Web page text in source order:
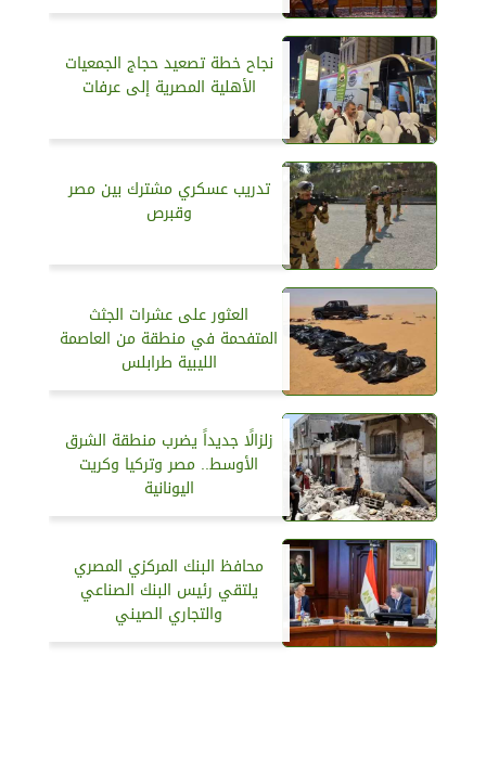
نجاح خطة تصعيد حجاج الجمعيات
الأهلية المصرية إلى عرفات
تدريب عسكري مشترك بين مصر
وقبرص
العثور على عشرات الجثث
المتفحمة في منطقة من العاصمة
الليبية طرابلس
زلزالًا جديداً يضرب منطقة الشرق
الأوسط.. مصر وتركيا وكريت
اليونانية
محافظ البنك المركزي المصري
يلتقي رئيس البنك الصناعي
والتجاري الصيني